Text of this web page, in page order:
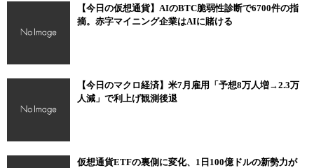
【今日の仮想通貨】AIのBTC脆弱性診断で6700件の指
摘。赤字マイニング企業はAIに賭ける
【今日のマクロ経済】米7月雇用「予想8万人増→2.3万
人減」で利上げ観測後退
仮想通貨ETFの裏側に変化、1日100億ドルの新勢力が